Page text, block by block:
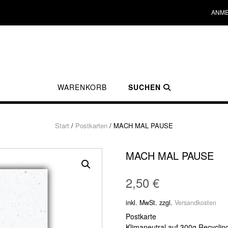
WARENKORB SUCHEN
Start / Postkarten / MACH MAL PAUSE
MACH MAL PAUSE
2,50 €
inkl. MwSt. zzgl. Versandkosten
Postkarte